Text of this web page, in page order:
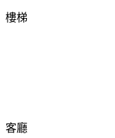
樓梯
客廳